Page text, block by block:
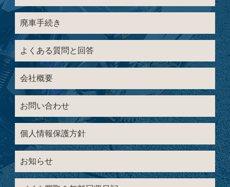
廃車手続き
よくある質問と回答
会社概要
お問い合わせ
個人情報保護方針
お知らせ